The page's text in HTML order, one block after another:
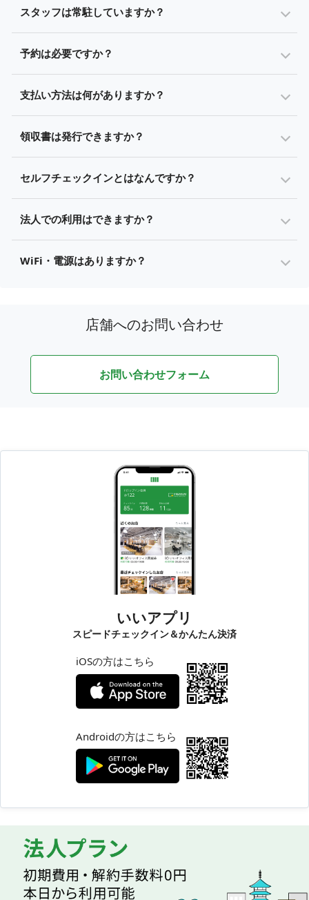
スタッフは常駐していますか？
予約は必要ですか？
支払い方法は何がありますか？
領収書は発行できますか？
セルフチェックインとはなんですか？
法人での利用はできますか？
WiFi・電源はありますか？
店舗へのお問い合わせ
お問い合わせフォーム
いいアプリ
スピードチェックイン＆かんたん決済
iOSの方はこちら
Androidの方はこちら